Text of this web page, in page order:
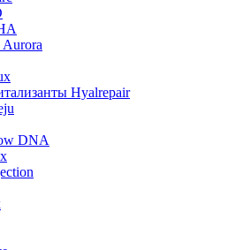
Aurora
Hyalrepair
DNA